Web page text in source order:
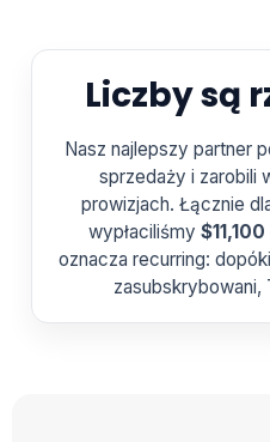
Liczby są
Nasz najlepszy partner
sprzedaży i zarobili
prowizjach. Łącznie
wypłaciliśmy $11,100
oznacza recurring:
zasubskrybowani,